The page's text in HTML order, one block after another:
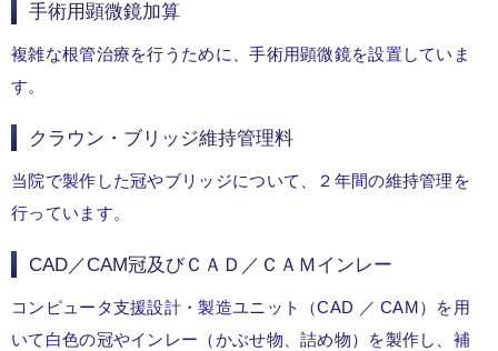
手術用顕微鏡加算
複雑な根管治療を行うために、手術用顕微鏡を設置していま
す。
クラウン・ブリッジ維持管理料
当院で製作した冠やブリッジについて、２年間の維持管理を
行っています。
CAD／CAM冠及びＣＡＤ／ＣＡＭインレー
コンピュータ支援設計・製造ユニット（CAD ／ CAM）を用
いて白色の冠やインレー（かぶせ物、詰め物）を製作し、補